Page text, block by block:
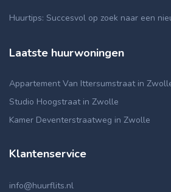
Huurtips: Succesvol op zoek naar een
Laatste huurwoningen
Appartement Van Ittersumstraat in
Studio Hoogstraat in Zwolle
Kamer Deventerstraatweg in Zwolle
Klantenservice
info@huurflits.nl